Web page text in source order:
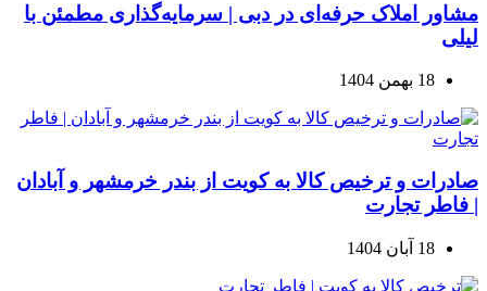
مشاور املاک حرفه‌ای در دبی | سرمایه‌گذاری مطمئن با
لیلی
18 بهمن 1404
صادرات و ترخیص کالا به کویت از بندر خرمشهر و آبادان
| فاطر تجارت
18 آبان 1404